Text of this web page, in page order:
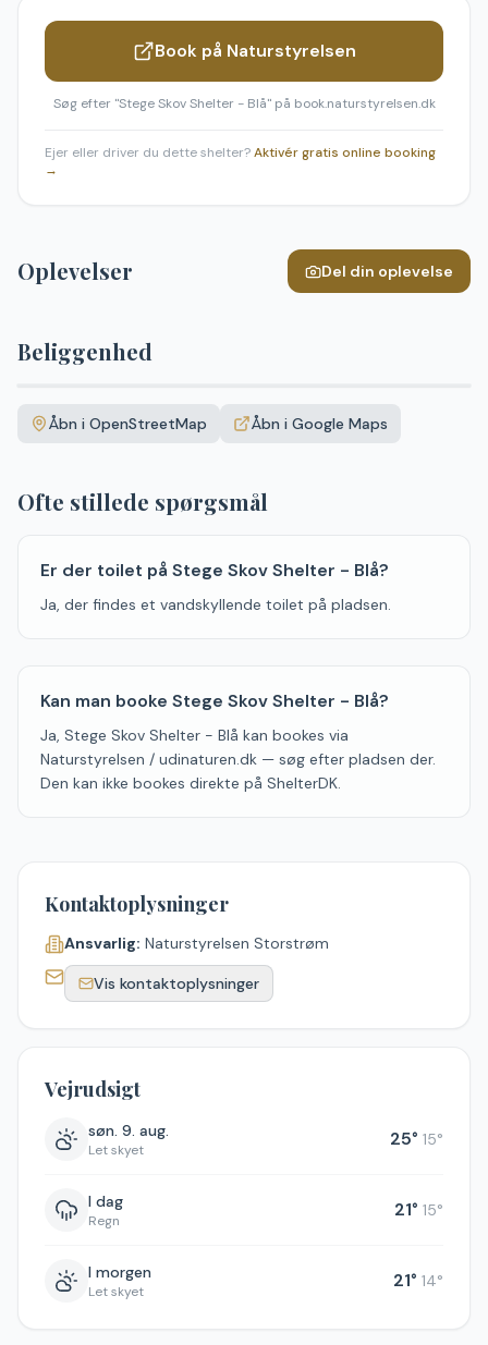
Book på Naturstyrelsen
Søg efter "Stege Skov Shelter - Blå" på book.naturstyrelsen.dk
Ejer eller driver du dette shelter?Aktivér gratis online booking
→
Oplevelser Del din oplevelse
Beliggenhed
+Åbn i OpenStreetMap Åbn i Google Maps
Ofte stillede spørgsmål
Er der toilet på Stege Skov Shelter - Blå?
Ja, der findes et vandskyllende toilet på pladsen.
Kan man booke Stege Skov Shelter - Blå?
Ja, Stege Skov Shelter - Blå kan bookes via
Naturstyrelsen / udinaturen.dk — søg efter pladsen der.
Den kan ikke bookes direkte på ShelterDK.
Kontaktoplysninger
Ansvarlig: Naturstyrelsen Storstrøm
Vis kontaktoplysninger
Vejrudsigt
søn. 9. aug.
Let skyet 25° 15°
I dag
Regn 21° 15°
I morgen
Let skyet 21° 14°